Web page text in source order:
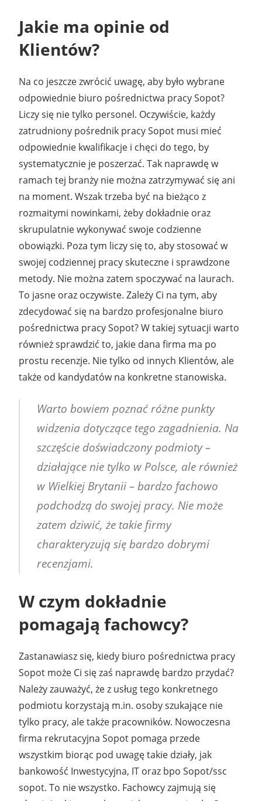
Jakie ma opinie od
Klientów?
Na co jeszcze zwrócić uwagę, aby było wybrane
odpowiednie biuro pośrednictwa pracy Sopot?
Liczy się nie tylko personel. Oczywiście, każdy
zatrudniony pośrednik pracy Sopot musi mieć
odpowiednie kwalifikacje i chęci do tego, by
systematycznie je poszerzać. Tak naprawdę w
ramach tej branży nie można zatrzymywać się ani
na moment. Wszak trzeba być na bieżąco z
rozmaitymi nowinkami, żeby dokładnie oraz
skrupulatnie wykonywać swoje codzienne
obowiązki. Poza tym liczy się to, aby stosować w
swojej codziennej pracy skuteczne i sprawdzone
metody. Nie można zatem spoczywać na laurach.
To jasne oraz oczywiste. Zależy Ci na tym, aby
zdecydować się na bardzo profesjonalne biuro
pośrednictwa pracy Sopot? W takiej sytuacji warto
również sprawdzić to, jakie dana firma ma po
prostu recenzje. Nie tylko od innych Klientów, ale
także od kandydatów na konkretne stanowiska.
Warto bowiem poznać różne punkty
widzenia dotyczące tego zagadnienia. Na
szczęście doświadczony podmioty –
działające nie tylko w Polsce, ale również
w Wielkiej Brytanii – bardzo fachowo
podchodzą do swojej pracy. Nie może
zatem dziwić, że takie firmy
charakteryzują się bardzo dobrymi
recenzjami.
W czym dokładnie
pomagają fachowcy?
Zastanawiasz się, kiedy biuro pośrednictwa pracy
Sopot może Ci się zaś naprawdę bardzo przydać?
Należy zauważyć, że z usług tego konkretnego
podmiotu korzystają m.in. osoby szukające nie
tylko pracy, ale także pracowników. Nowoczesna
firma rekrutacyjna Sopot pomaga przede
wszystkim biorąc pod uwagę takie działy, jak
bankowość Inwestycyjna, IT oraz bpo Sopot/ssc
sopot. To nie wszystko. Fachowcy zajmują się